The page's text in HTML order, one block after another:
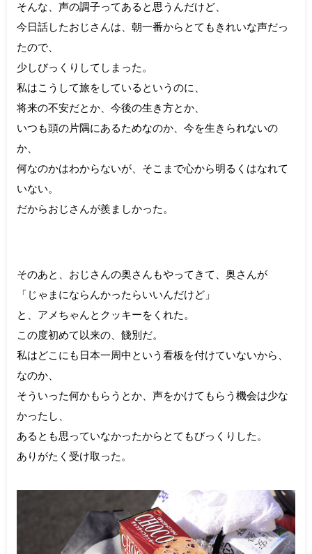
そんな、声の調子ってあると思うんだけど、
今日話したおじさんは、朝一番からとてもきれいな声だっ
たので、
少しびっくりしてしまった。
私はこうして旅をしているというのに、
将来の不安だとか、今後の生き方とか、
いつも頭の片隅にあるためなのか、今を生きられないの
か、
何なのかはわからないが、そこまで心から明るくはなれて
いない。
だからおじさんが羨ましかった。
そのあと、おじさんの奥さんもやってきて、奥さんが
「じゃまにならんかったらいいんだけど」
と、アメちゃんとクッキーをくれた。
この度初めて以来の、餞別だ。
私はどこにも日本一周中という看板を付けていないから、
なのか、
そういった何かもらうとか、声をかけてもらう機会は少な
かったし、
あるとも思っていなかったからとてもびっくりした。
ありがたく受け取った。